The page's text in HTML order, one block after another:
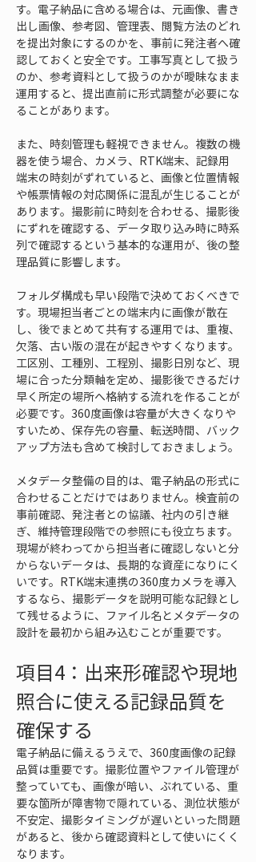
す。電子納品に含める場合は、元画像、書き
出し画像、参考図、管理表、閲覧方法のどれ
を提出対象にするのかを、事前に発注者へ確
認しておくと安全です。工事写真として扱う
のか、参考資料として扱うのかが曖昧なまま
運用すると、提出直前に形式調整が必要にな
ることがあります。
また、時刻管理も軽視できません。複数の機
器を使う場合、カメラ、RTK端末、記録用
端末の時刻がずれていると、画像と位置情報
や帳票情報の対応関係に混乱が生じることが
あります。撮影前に時刻を合わせる、撮影後
にずれを確認する、データ取り込み時に時系
列で確認するという基本的な運用が、後の整
理品質に影響します。
フォルダ構成も早い段階で決めておくべきで
す。現場担当者ごとの端末内に画像が散在
し、後でまとめて共有する運用では、重複、
欠落、古い版の混在が起きやすくなります。
工区別、工種別、工程別、撮影日別など、現
場に合った分類軸を定め、撮影後できるだけ
早く所定の場所へ格納する流れを作ることが
必要です。360度画像は容量が大きくなりや
すいため、保存先の容量、転送時間、バック
アップ方法も含めて検討しておきましょう。
メタデータ整備の目的は、電子納品の形式に
合わせることだけではありません。検査前の
事前確認、発注者との協議、社内の引き継
ぎ、維持管理段階での参照にも役立ちます。
現場が終わってから担当者に確認しないと分
からないデータは、長期的な資産になりにく
いです。RTK端末連携の360度カメラを導入
するなら、撮影データを説明可能な記録とし
て残せるように、ファイル名とメタデータの
設計を最初から組み込むことが重要です。
項目4：出来形確認や現地
照合に使える記録品質を
確保する
電子納品に備えるうえで、360度画像の記録
品質は重要です。撮影位置やファイル管理が
整っていても、画像が暗い、ぶれている、重
要な箇所が障害物で隠れている、測位状態が
不安定、撮影タイミングが遅いといった問題
があると、後から確認資料として使いにくく
なります。